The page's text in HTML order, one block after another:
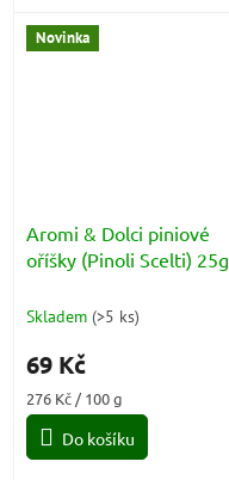
čokolády, která potěší
každého...
Novinka
Aromi & Dolci piniové
oříšky (Pinoli Scelti) 25g
Skladem (>5 ks)
69 Kč
Měrná
cena:
276 Kč / 100 g
Do košíku